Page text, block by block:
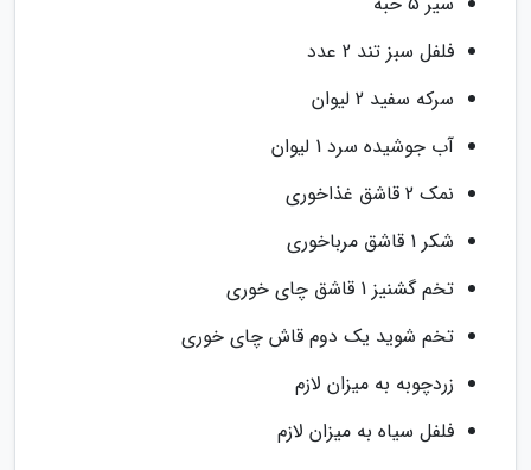
فلفل سبز تند 2 عدد
سرکه سفید 2 لیوان
آب جوشیده سرد 1 لیوان
نمک 2 قاشق غذاخوری
شکر 1 قاشق مرباخوری
تخم گشنیز 1 قاشق چای خوری
تخم شوید یک دوم قاش چای خوری
زردچوبه به میزان لازم
فلفل سیاه به میزان لازم